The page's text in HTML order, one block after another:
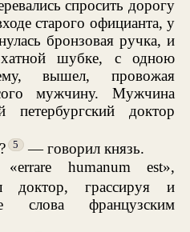
спросить дорогу
старого официанта, у
бронзовая ручка, и
шубке, с одною
вышел, провожая
мужчину. Мужчина
доктор
5 — говорил князь.
humanum est»,
грассируя и
слова французским